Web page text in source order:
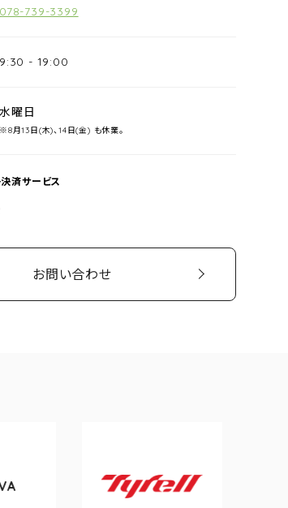
078-739-3399
9:30 - 19:00
水曜日
※8月13日(木)、14日(金) も休業。
済サービス
お問い合わせ
Tyrell